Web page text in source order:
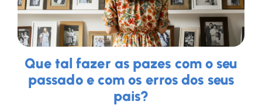
Que tal fazer as pazes com o seu
passado e com os erros dos seus
pais?